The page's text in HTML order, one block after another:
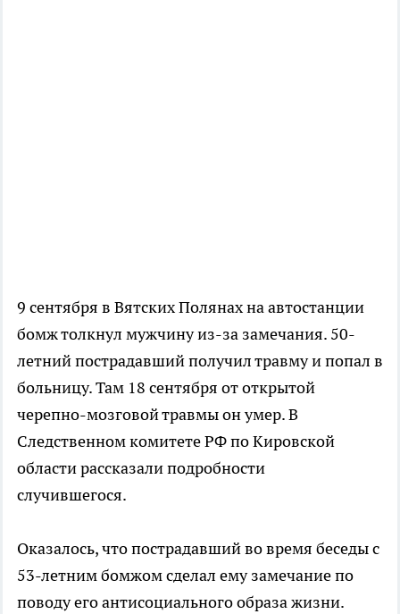
9 сентября в Вятских Полянах на автостанции
бомж толкнул мужчину из-за замечания. 50-
летний пострадавший получил травму и попал в
больницу. Там 18 сентября от открытой
черепно-мозговой травмы он умер. В
Следственном комитете РФ по Кировской
области рассказали подробности
случившегося.
Оказалось, что пострадавший во время беседы с
53-летним бомжом сделал ему замечание по
поводу его антисоциального образа жизни.